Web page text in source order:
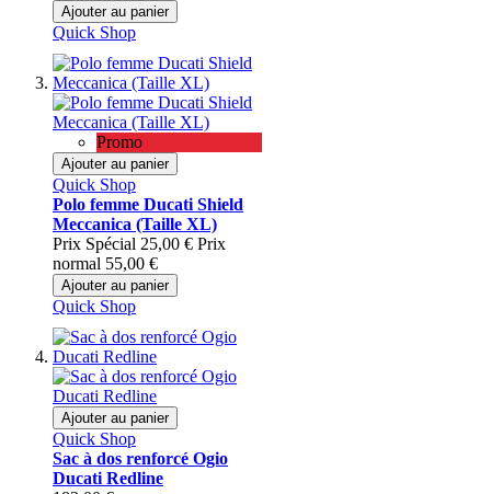
Ajouter au panier
Quick Shop
Promo
Ajouter au panier
Quick Shop
Polo femme Ducati Shield
Meccanica (Taille XL)
Prix Spécial 25,00 € Prix
normal 55,00 €
Ajouter au panier
Quick Shop
Ajouter au panier
Quick Shop
Sac à dos renforcé Ogio
Ducati Redline